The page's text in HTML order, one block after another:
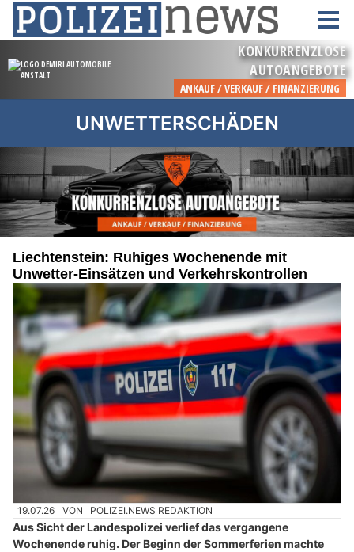
UNWETTERSCHÄDEN
Liechtenstein: Ruhiges Wochenende mit
Unwetter-Einsätzen und Verkehrskontrollen
19.07.26 VON POLIZEI.NEWS REDAKTION
Aus Sicht der Landespolizei verlief das vergangene
Wochenende ruhig. Der Beginn der Sommerferien machte